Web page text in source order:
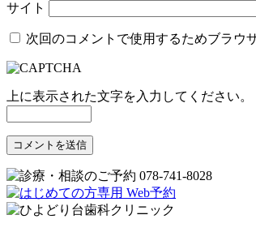
サイト
次回のコメントで使用するためブラウ
上に表示された文字を入力してください。